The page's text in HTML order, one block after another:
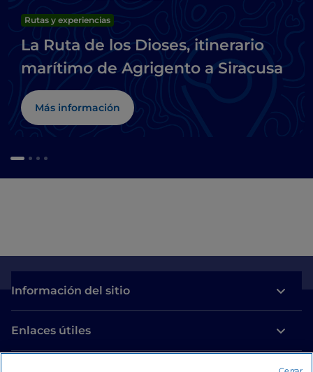
Rutas y experiencias
La Ruta de los Dioses, itinerario
marítimo de Agrigento a Siracusa
Más información
Información del sitio
Enlaces útiles